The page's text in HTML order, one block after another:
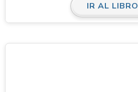
IR AL LIBRO